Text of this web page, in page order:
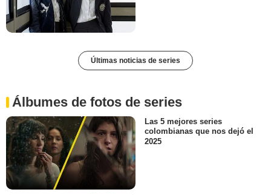
Últimas noticias de series
Álbumes de fotos de series
Las 5 mejores series
colombianas que nos dejó el
2025